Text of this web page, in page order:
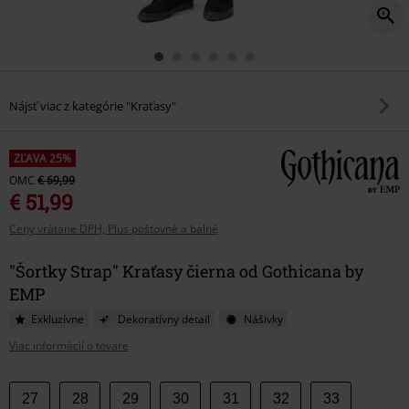
Nájsť viac z kategórie "Kraťasy"
ZĽAVA 25%
OMC € 69,99
€ 51,99
Ceny vrátane DPH, Plus poštovné a balné
"Šortky Strap" Kraťasy čierna od Gothicana by
EMP
Exkluzívne Dekoratívny detail
Nášivky
Viac informácií o tovare
Vyberte
27 28 29 30 31 32 33